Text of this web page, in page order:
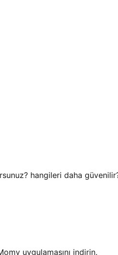
hangileri daha
uygulamasını indirin.